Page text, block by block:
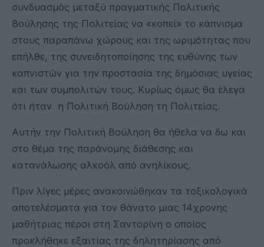
συνδυασμός μεταξύ πραγματικής Πολιτικής
Βούλησης της Πολιτείας να «κοπεί» το κάπνισμα
στους παραπάνω χώρους και της ωριμότητας που
επήλθε, της συνειδητοποίησης της ευθύνης των
καπνιστών για την προστασία της δημόσιας υγείας
και των συμπολιτών τους. Κυρίως όμως θα έλεγα
ότι ήταν η Πολιτική Βούληση τη Πολιτείας.
Αυτήν την Πολιτική Βούληση θα ήθελα να δω και
στο θέμα της παράνομης διάθεσης και
κατανάλωσης αλκοόλ από ανηλίκους.
Πριν λίγες μέρες ανακοινώθηκαν τα τοξικολογικά
αποτελέσματα για τον θάνατο μιας 14χρονης
μαθήτριας πέρσι στη Σαντορίνη ο οποίος
προκλήθηκε εξαιτίας της δηλητηρίασης από